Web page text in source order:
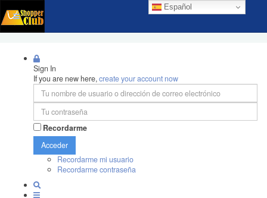
Español
Sign In
If you are new here,create your account now
Recordarme
Acceder
Recordarme mi usuario
Recordarme contraseña